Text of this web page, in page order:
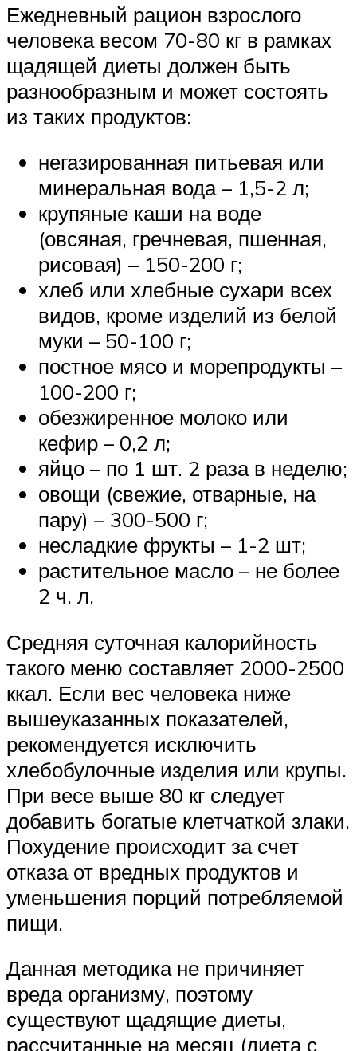
Ежедневный рацион взрослого
человека весом 70-80 кг в рамках
щадящей диеты должен быть
разнообразным и может состоять
из таких продуктов:
негазированная питьевая или
минеральная вода – 1,5-2 л;
крупяные каши на воде
(овсяная, гречневая, пшенная,
рисовая) – 150-200 г;
хлеб или хлебные сухари всех
видов, кроме изделий из белой
муки – 50-100 г;
постное мясо и морепродукты –
100-200 г;
обезжиренное молоко или
кефир – 0,2 л;
яйцо – по 1 шт. 2 раза в неделю;
овощи (свежие, отварные, на
пару) – 300-500 г;
несладкие фрукты – 1-2 шт;
растительное масло – не более
2 ч. л.
Средняя суточная калорийность
такого меню составляет 2000-2500
ккал. Если вес человека ниже
вышеуказанных показателей,
рекомендуется исключить
хлебобулочные изделия или крупы.
При весе выше 80 кг следует
добавить богатые клетчаткой злаки.
Похудение происходит за счет
отказа от вредных продуктов и
уменьшения порций потребляемой
пищи.
Данная методика не причиняет
вреда организму, поэтому
существуют щадящие диеты,
рассчитанные на месяц (диета с